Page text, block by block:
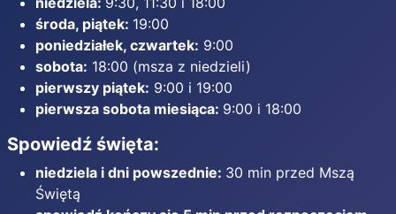
środa, piątek: 19:00
poniedziałek, czwartek: 9:00
sobota: 18:00 (msza z niedzieli)
pierwszy piątek: 9:00 i 19:00
pierwsza sobota miesiąca: 9:00 i 18:00
Spowiedź święta:
niedziela i dni powszednie: 30 min przed Mszą
Świętą